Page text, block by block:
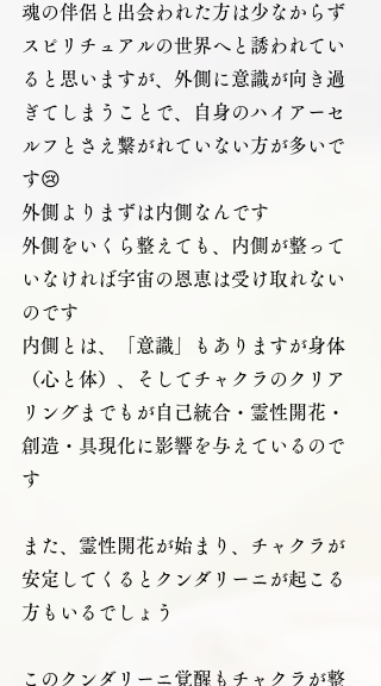
魂の伴侶と出会われた方は少なからず
スピリチュアルの世界へと誘われてい
ると思いますが、外側に意識が向き過
ぎてしまうことで、自身のハイアーセ
ルフとさえ繋がれていない方が多いで
す😢
外側よりまずは内側なんです
外側をいくら整えても、内側が整って
いなければ宇宙の恩恵は受け取れない
のです
内側とは、「意識」もありますが身体
（心と体）、そしてチャクラのクリア
リングまでもが自己統合・霊性開花・
創造・具現化に影響を与えているので
す
また、霊性開花が始まり、チャクラが
安定してくるとクンダリーニが起こる
方もいるでしょう
このクンダリーニ覚醒もチャクラが整